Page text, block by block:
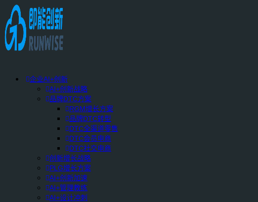
企业AI+创新
AI+创新战略
品牌DTC方案
RGM增长方案
品牌DTC转型
DTC全渠道零售
DTC会员电商
DTC社交电商
创新增长战略
PLG增长方案
AI+创新加速
AI+管理教练
AI+设计冲刺